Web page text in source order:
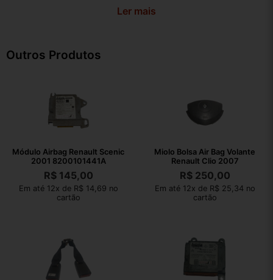
Ler mais
Outros Produtos
Módulo Airbag Renault Scenic
2001 8200101441A
R$145,00
Em até 12x de R$ 14,69 no
cartão
Miolo Bolsa Air Bag Volante
Renault Clio 2007
R$250,00
Em até 12x de R$ 25,34 no
cartão